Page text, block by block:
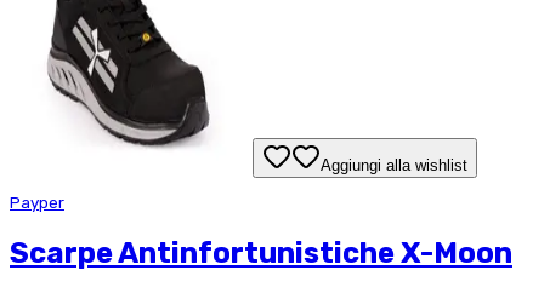
Aggiungi alla wishlist
Payper
Scarpe Antinfortunistiche X-Moon